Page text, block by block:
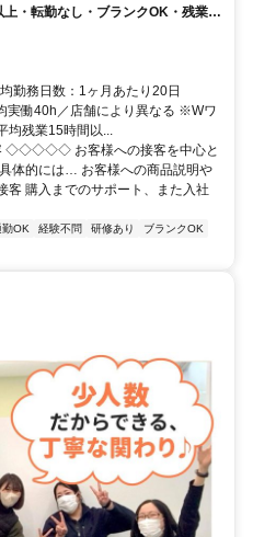
・転勤なし・ブランクOK・残業少
勤務日数：1ヶ月あたり20日
働40h／店舗により異なる ※Wワ
均残業15時間以...
お客様への接客を中心と
体的には… お客様への商品説明や
客 購入までのサポート、また入社
勤OK 経験不問 研修あり
ブランクOK